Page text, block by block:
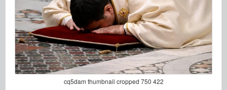
cq5dam thumbnail cropped 750 422